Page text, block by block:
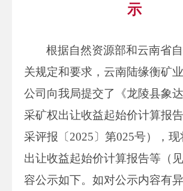
示
根据自然资源部和云南省
关规定和要求，云南陆缘衡矿
公司向我局提交了《龙陵县象
采矿权出让收益起始价计算报
采评报〔2025〕第025号），
出让收益起始价计算报告等（
容公示如下。如对公示内容有